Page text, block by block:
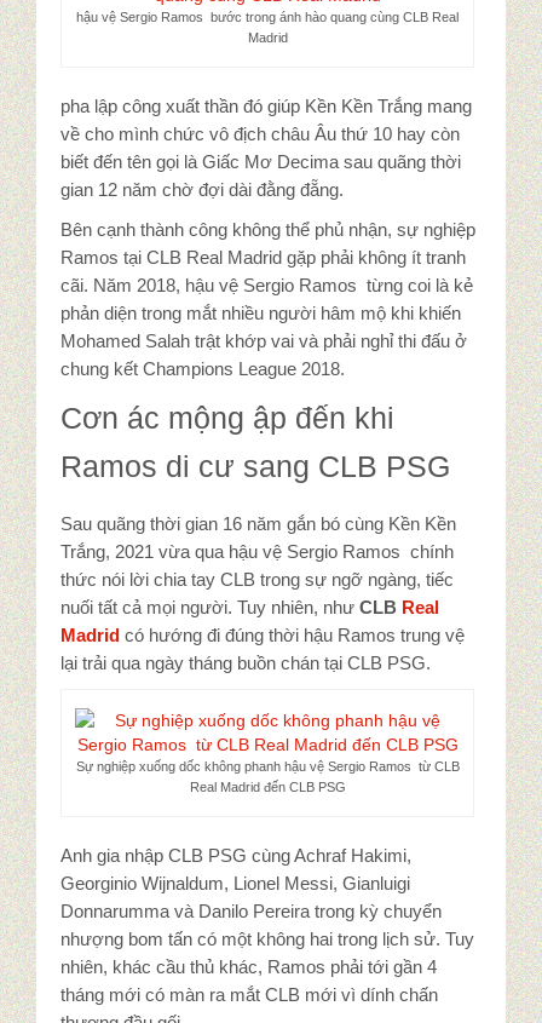
hậu vệ Sergio Ramos bước trong ánh hào quang cùng CLB Real
Madrid
pha lập công xuất thần đó giúp Kền Kền Trắng mang
về cho mình chức vô địch châu Âu thứ 10 hay còn
biết đến tên gọi là Giấc Mơ Decima sau quãng thời
gian 12 năm chờ đợi dài đằng đẵng.
Bên cạnh thành công không thể phủ nhận, sự nghiệp
Ramos tại CLB Real Madrid gặp phải không ít tranh
cãi. Năm 2018, hậu vệ Sergio Ramos từng coi là kẻ
phản diện trong mắt nhiều người hâm mộ khi khiến
Mohamed Salah trật khớp vai và phải nghỉ thi đấu ở
chung kết Champions League 2018.
Cơn ác mộng ập đến khi
Ramos di cư sang CLB PSG
Sau quãng thời gian 16 năm gắn bó cùng Kền Kền
Trắng, 2021 vừa qua hậu vệ Sergio Ramos chính
thức nói lời chia tay CLB trong sự ngỡ ngàng, tiếc
nuối tất cả mọi người. Tuy nhiên, như CLB Real
Madrid có hướng đi đúng thời hậu Ramos trung vệ
lại trải qua ngày tháng buồn chán tại CLB PSG.
Sự nghiệp xuống dốc không phanh hậu vệ Sergio Ramos từ CLB
Real Madrid đến CLB PSG
Anh gia nhập CLB PSG cùng Achraf Hakimi,
Georginio Wijnaldum, Lionel Messi, Gianluigi
Donnarumma và Danilo Pereira trong kỳ chuyển
nhượng bom tấn có một không hai trong lịch sử. Tuy
nhiên, khác cầu thủ khác, Ramos phải tới gần 4
tháng mới có màn ra mắt CLB mới vì dính chấn